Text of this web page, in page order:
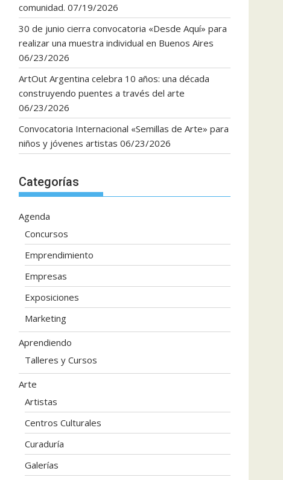
comunidad. 07/19/2026
30 de junio cierra convocatoria «Desde Aquí» para
realizar una muestra individual en Buenos Aires
06/23/2026
ArtOut Argentina celebra 10 años: una década
construyendo puentes a través del arte
06/23/2026
Convocatoria Internacional «Semillas de Arte» para
niños y jóvenes artistas 06/23/2026
Categorías
Agenda
Concursos
Emprendimiento
Empresas
Exposiciones
Marketing
Aprendiendo
Talleres y Cursos
Arte
Artistas
Centros Culturales
Curaduría
Galerías